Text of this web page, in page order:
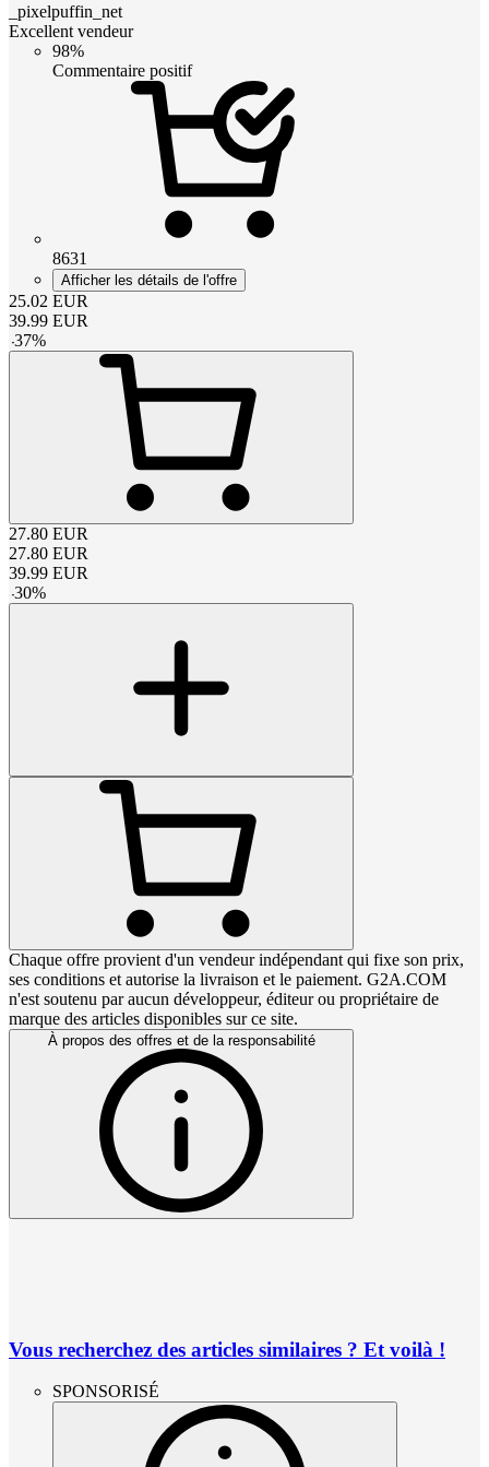
_pixelpuffin_net
Excellent vendeur
98%
Commentaire positif
8631
Afficher les détails de l'offre
25.02 EUR
39.99 EUR
-37%
27.80 EUR
27.80 EUR
39.99 EUR
-30%
Chaque offre provient d'un vendeur indépendant qui fixe son prix,
ses conditions et autorise la livraison et le paiement. G2A.COM
n'est soutenu par aucun développeur, éditeur ou propriétaire de
marque des articles disponibles sur ce site.
À propos des offres et de la responsabilité
Vous recherchez des articles similaires ? Et voilà !
SPONSORISÉ